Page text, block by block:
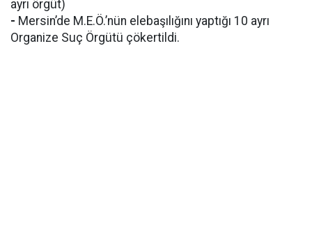
ayrı örgüt)
- Mersin’de M.E.Ö.’nün elebaşılığını yaptığı 10 ayrı
Organize Suç Örgütü çökertildi.